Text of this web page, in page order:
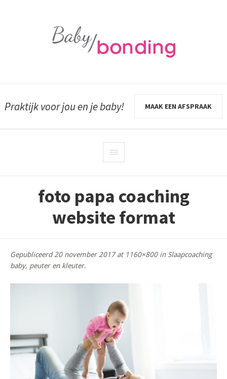
Praktijk voor jou en je baby! MAAK EEN AFSPRAAK
foto papa coaching
website format
Gepubliceerd20 november 2017at 1160×800 in Slaapcoaching
baby, peuter en kleuter.